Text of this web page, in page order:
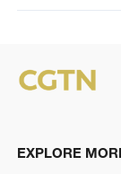
EXPLORE